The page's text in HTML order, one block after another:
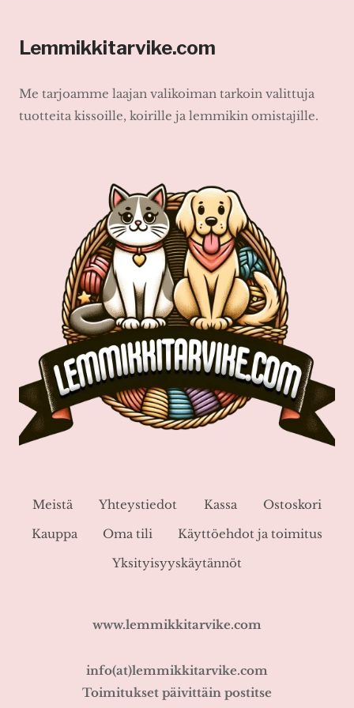
Lemmikkitarvike.com
Me tarjoamme laajan valikoiman tarkoin valittuja
tuotteita kissoille, koirille ja lemmikin omistajille.
Meistä Yhteystiedot Kassa
Ostoskori
Kauppa
Oma tili
Käyttöehdot ja toimitus
Yksityisyyskäytännöt
www.lemmikkitarvike.com
info(at)lemmikkitarvike.com
Toimitukset päivittäin postitse